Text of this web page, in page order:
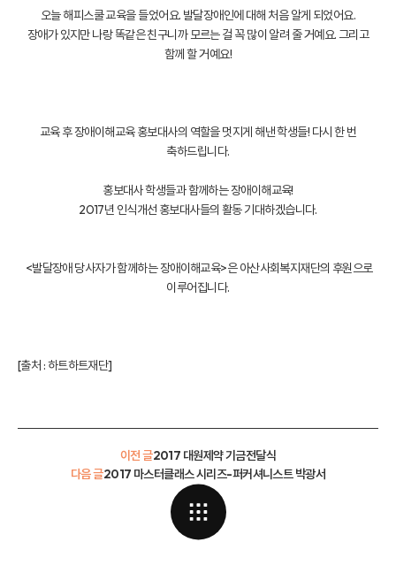
오늘 해피스쿨 교육을 들었어요. 발달장애인에 대해 처음 알게 되었어요.
장애가 있지만 나랑 똑같은 친구니까 모르는 걸 꼭 많이 알려 줄 거예요. 그리고
함께 할 거예요!
교육 후 장애이해교육 홍보대사의 역할을 멋지게 해낸 학생들! 다시 한 번
축하드립니다.
홍보대사 학생들과 함께하는 장애이해교육!
2017년 인식개선 홍보대사들의 활동 기대하겠습니다.
<발달장애 당사자가 함께하는 장애이해교육>은 아산사회복지재단의 후원으로
이루어집니다.
[출처 :하트하트재단]
이전 글2017 대원제약 기금전달식
2017 마스터클래스 시리즈-퍼커셔니스트 박광서
다음 글